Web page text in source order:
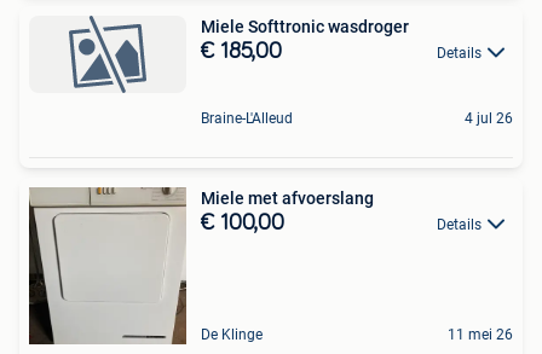
Miele Softtronic wasdroger
€ 185,00 Details
Braine-L'Alleud 4 jul 26
Miele met afvoerslang
€ 100,00 Details
De Klinge 11 mei 26